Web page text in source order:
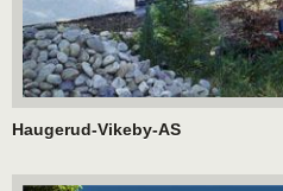
Haugerud-Vikeby-AS